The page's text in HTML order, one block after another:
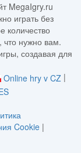
MegaIgry.ru
играть без
количество
что нужно вам.
создавая для
Online hry v CZ |
Cookie |